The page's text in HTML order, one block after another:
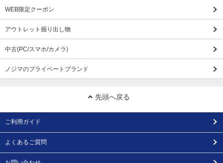
WEB限定クーポン
アウトレット掘り出し物
中古(PC/スマホ/カメラ)
ノジマのプライベートブランド
先頭へ戻る
ご利用ガイド
よくあるご質問